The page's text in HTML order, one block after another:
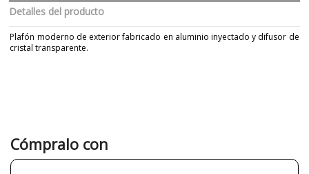
Detalles del producto
Plafón moderno de exterior fabricado en aluminio inyectado y difusor de
cristal transparente.
Largo (cm)
Diámetro (cm)
Cómpralo con